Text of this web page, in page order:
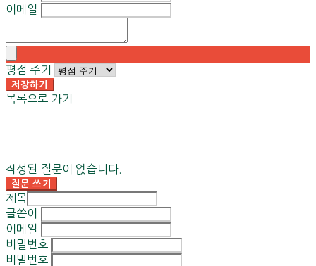
이메일
평점 주기
저장하기
목록으로 가기
작성된 질문이 없습니다.
질문 쓰기
제목
글쓴이
이메일
비밀번호
비밀번호